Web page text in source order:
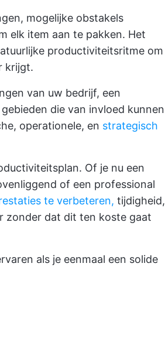
mogelijke obstakels
elk item aan te pakken. Het
productiviteitsritme om
krijgt.
van uw bedrijf, een
die van invloed kunnen
operationele, en strategisch
Of je nu een
of een professional
te verbeteren, tijdigheid,
zonder dat dit ten koste gaat
als je eenmaal een solide